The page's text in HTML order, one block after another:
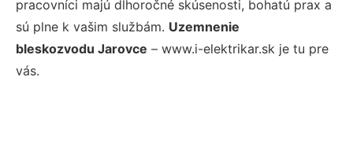
pracovníci majú dlhoročné skúsenosti, bohatú prax a
sú plne k vašim službám. Uzemnenie
bleskozvodu Jarovce – www.i-elektrikar.sk je tu pre
vás.